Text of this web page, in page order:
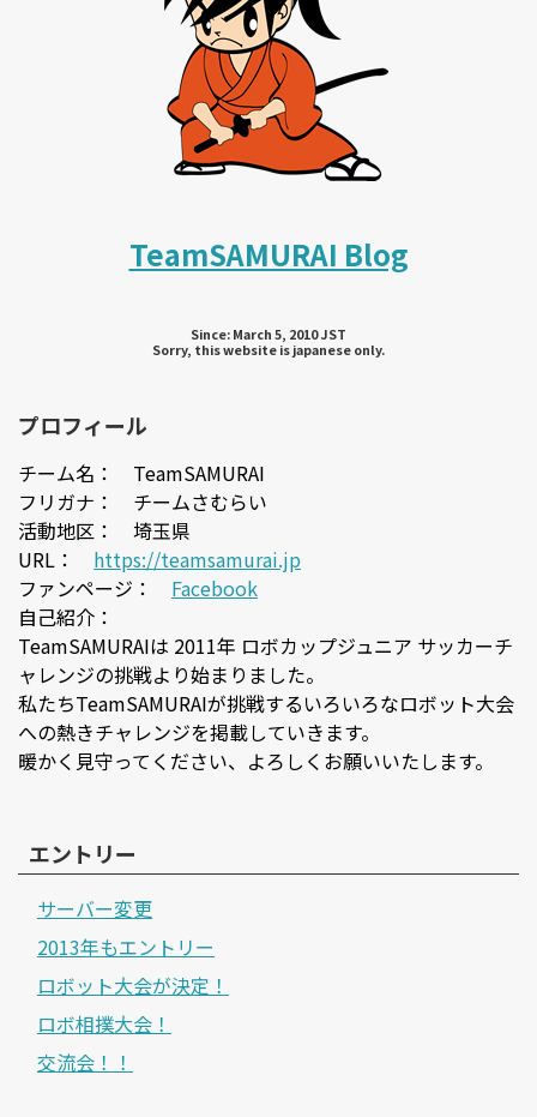
TeamSAMURAI Blog
Since: March 5, 2010 JST
Sorry, this website is japanese only.
プロフィール
チーム名： TeamSAMURAI
フリガナ： チームさむらい
活動地区： 埼玉県
URL： https://teamsamurai.jp
ファンページ： Facebook
自己紹介：
TeamSAMURAIは 2011年 ロボカップジュニア サッカーチ
ャレンジの挑戦より始まりました。
私たちTeamSAMURAIが挑戦するいろいろなロボット大会
への熱きチャレンジを掲載していきます。
暖かく見守ってください、よろしくお願いいたします。
エントリー
サーバー変更
2013年もエントリー
ロボット大会が決定！
ロボ相撲大会！
交流会！！